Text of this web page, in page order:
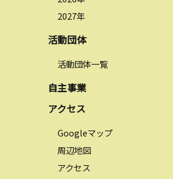
2027年
活動団体
活動団体一覧
自主事業
アクセス
Googleマップ
周辺地図
アクセス